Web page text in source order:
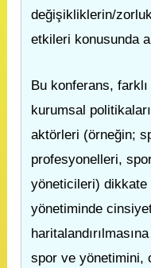
değişikliklerin/
etkileri konusunda
Bu konferans,
kurumsal
aktörleri (örneğin;
profesyonelleri,
yöneticileri)
yönetiminde
spor ve yönetimini,